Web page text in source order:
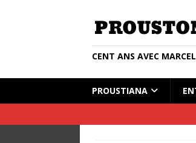
CENT ANS AVEC
PROUSTIANA